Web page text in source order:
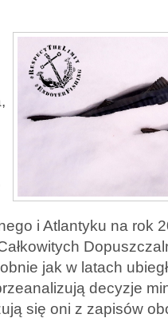
i Atlantyku na rok
jak w latach
decyzje
się oni z zapisów